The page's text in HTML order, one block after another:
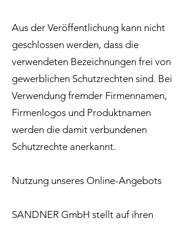
Aus der Veröffentlichung kann nicht
geschlossen werden, dass die
verwendeten Bezeichnungen frei von
gewerblichen Schutzrechten sind. Bei
Verwendung fremder Firmennamen,
Firmenlogos und Produktnamen
werden die damit verbundenen
Schutzrechte anerkannt.
Nutzung unseres Online-Angebots
SANDNER GmbH stellt auf ihren